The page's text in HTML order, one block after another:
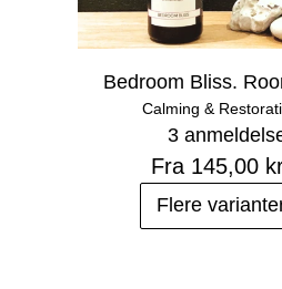
Bedroom Bliss.
Calming &
3
Fra 145,00
Flere